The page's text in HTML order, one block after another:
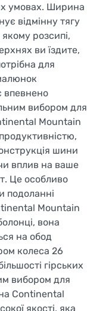
умовах. Ширина
відмінну тягу
якому розсипі,
ви їздите,
для
впевнено
вибором для
Mountain
шини
вплив на ваше
Це особливо
подоланні
Mountain
вона
на обод
колеса 26
гірських
вибором для
Continental
якості, яка